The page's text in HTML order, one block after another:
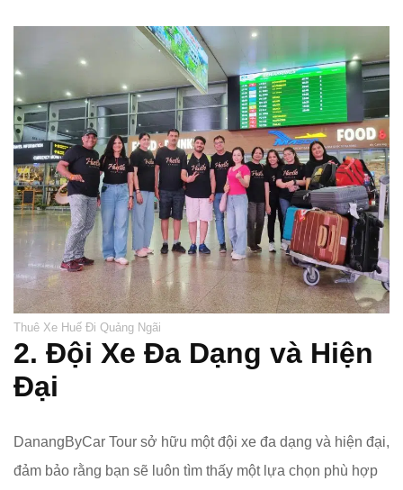
Thuê Xe Huế Đi Quảng Ngãi
2. Đội Xe Đa Dạng và Hiện
Đại
DanangByCar Tour sở hữu một đội xe đa dạng và hiện đại,
đảm bảo rằng bạn sẽ luôn tìm thấy một lựa chọn phù hợp